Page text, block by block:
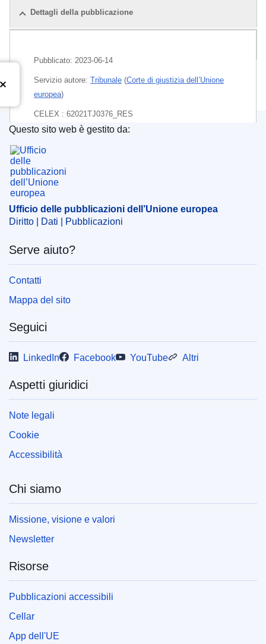
Dettagli della pubblicazione
Pubblicato: 2023-06-14
Servizio autore: Tribunale (Corte di giustizia dell’Unione
europea)
CELEX : 62021TJ0376_RES
ECLI : ECLI:EU:T:2023:331
Ufficio delle pubblicazioni dell’Unione europea
Questo sito web è gestito da:
Ufficio delle pubblicazioni dell’Unione europea
Diritto | Dati | Pubblicazioni
Serve aiuto?
Contatti
Mappa del sito
Seguici
LinkedIn Facebook YouTube Altri
Aspetti giuridici
Note legali
Cookie
Accessibilità
Chi siamo
Missione, visione e valori
Newsletter
Risorse
Pubblicazioni accessibili
Cellar
App dell'UE